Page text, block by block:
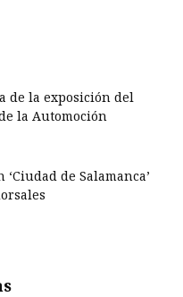
de la exposición del
la Automoción
de Salamanca’